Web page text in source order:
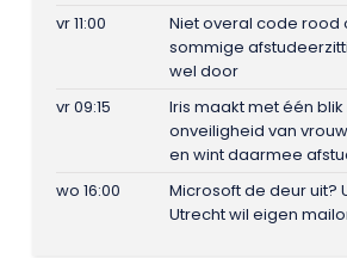
vr 11:00
Niet overal code rood
sommige
wel door
vr 09:15
Iris maakt met één
onveiligheid van
en wint daarmee
wo 16:00
Microsoft de deur uit?
Utrecht wil eigen